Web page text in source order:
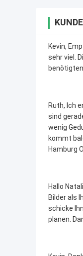
Kevin,
sehr viel.
Ruth, Ich
sind
wenig
kommt
Hamburg
Hallo
Bilder als
schicke
planen.